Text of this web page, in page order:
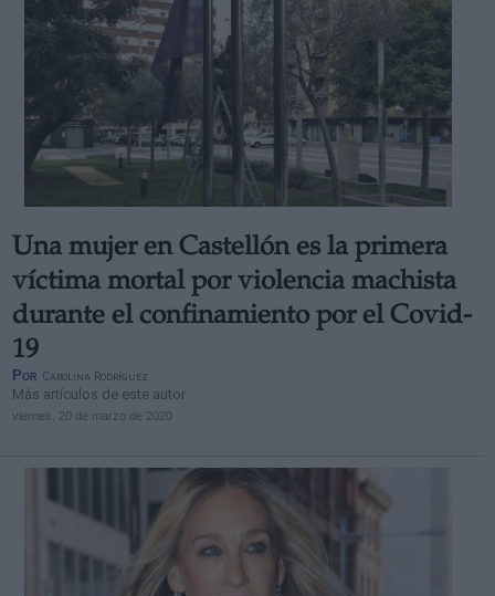
Una mujer en Castellón es la primera
víctima mortal por violencia machista
durante el confinamiento por el Covid-
19
Por Carolina Rodríguez
Más artículos de este autor
viernes, 20 de marzo de 2020